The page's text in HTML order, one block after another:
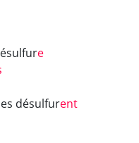
e
désulfurent